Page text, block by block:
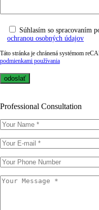
Súhlasím so spracovaním
ochranou osobných údajov
Táto stránka je chránená systémom
podmienkami používania
Professional Consultation